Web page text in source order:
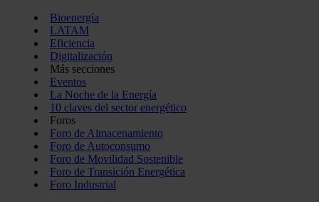
Bioenergía
LATAM
Eficiencia
Digitalización
Más secciones
Eventos
La Noche de la Energía
10 claves del sector energético
Foros
Foro de Almacenamiento
Foro de Autoconsumo
Foro de Movilidad Sostenible
Foro de Transición Energética
Foro Industrial